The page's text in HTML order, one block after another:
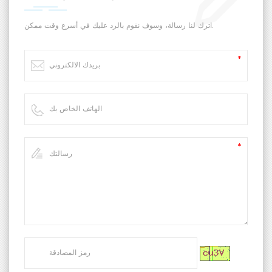
التشغيل. يحتوي الجهاز على وحدة تحكم أوتوماتيكية
بالكامل، مزودة بوظائف حماية شاملة تشمل
للمواد المعدنية وغير المعدنية، بما في ذلك اختبارات
الوطنية، ويُستخدم على نطاق واسع في مراقبة
اترك لنا رسالة، وسوف نقوم بالرد عليك في أسرع وقت ممكن.